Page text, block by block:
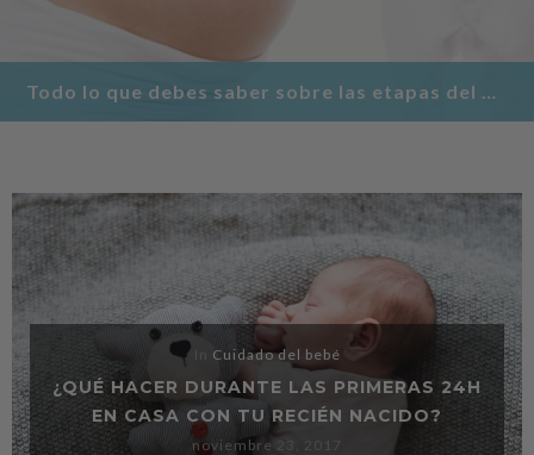
Todo lo que debes saber sobre las etapas del embarazo
Cuidado del bebé
¿QUÉ HACER DURANTE LAS PRIMERAS 24H
EN CASA CON TU RECIÉN NACIDO?
noviembre 23, 2017